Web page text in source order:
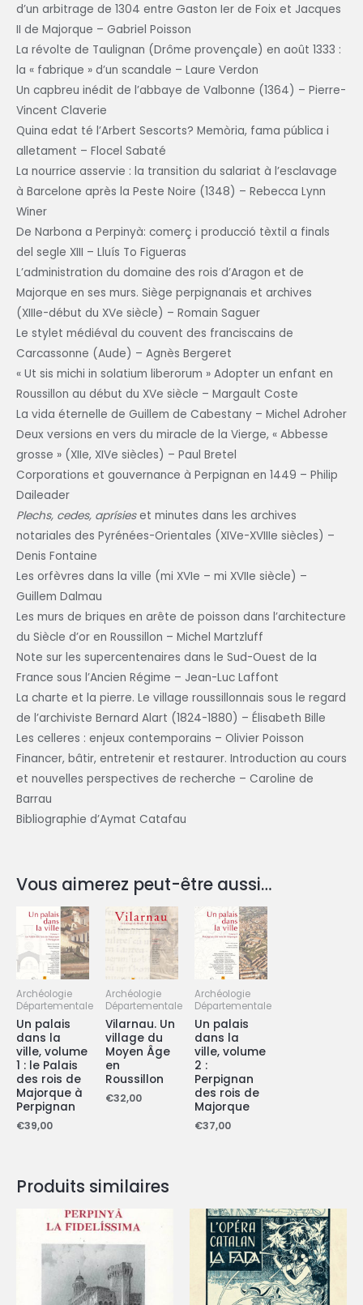
d’un arbitrage de 1304 entre Gaston Ier de Foix et Jacques
II de Majorque – Gabriel Poisson
La révolte de Taulignan (Drôme provençale) en août 1333 :
la « fabrique » d’un scandale – Laure Verdon
Un capbreu inédit de l’abbaye de Valbonne (1364) – Pierre-
Vincent Claverie
Quina edat té l’Arbert Sescorts? Memòria, fama pública i
alletament – Flocel Sabaté
La nourrice asservie : la transition du salariat à l’esclavage
à Barcelone après la Peste Noire (1348) – Rebecca Lynn
Winer
De Narbona a Perpinyà: comerç i producció tèxtil a finals
del segle XIII – Lluís To Figueras
L’administration du domaine des rois d’Aragon et de
Majorque en ses murs. Siège perpignanais et archives
(XIIIe-début du XVe siècle) – Romain Saguer
Le stylet médiéval du couvent des franciscains de
Carcassonne (Aude) – Agnès Bergeret
« Ut sis michi in solatium liberorum » Adopter un enfant en
Roussillon au début du XVe siècle – Margault Coste
La vida éternelle de Guillem de Cabestany – Michel Adroher
Deux versions en vers du miracle de la Vierge, « Abbesse
grosse » (XIIe, XIVe siècles) – Paul Bretel
Corporations et gouvernance à Perpignan en 1449 – Philip
Daileader
Plechs, cedes, aprísieset minutes dans les archives
notariales des Pyrénées-Orientales (XIVe-XVIIIe siècles) –
Denis Fontaine
Les orfèvres dans la ville (mi XVIe – mi XVIIe siècle) –
Guillem Dalmau
Les murs de briques en arête de poisson dans l’architecture
du Siècle d’or en Roussillon – Michel Martzluff
Note sur les supercentenaires dans le Sud-Ouest de la
France sous l’Ancien Régime – Jean-Luc Laffont
La charte et la pierre. Le village roussillonnais sous le regard
de l’archiviste Bernard Alart (1824-1880) – Élisabeth Bille
Les celleres : enjeux contemporains – Olivier Poisson
Financer, bâtir, entretenir et restaurer. Introduction au cours
et nouvelles perspectives de recherche – Caroline de
Barrau
Bibliographie d’Aymat Catafau
Vous aimerez peut-être aussi…
Archéologie
Départementale
Un palais
dans la
ville, volume
1 : le Palais
des rois de
Majorque à
Perpignan
€39,00
Archéologie
Départementale
Vilarnau. Un
village du
Moyen Âge
en
Roussillon
€32,00
Archéologie
Départementale
Un palais
dans la
ville, volume
2 :
Perpignan
des rois de
Majorque
€37,00
Produits similaires